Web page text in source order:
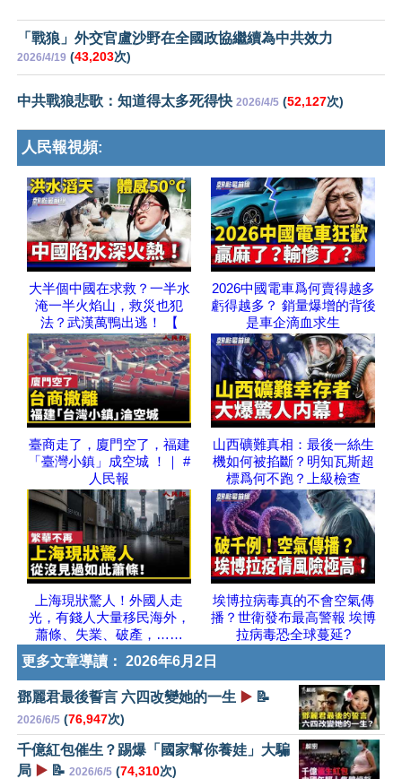
「戰狼」外交官盧沙野在全國政協繼續為中共效力
2026/4/19 (43,203次)
中共戰狼悲歌：知道得太多死得快 2026/4/5 (52,127次)
人民報視頻:
大半個中國在求救？一半水
淹一半火焰山，救災也犯
法？武漢萬鴨出逃！ 【
2026中國電車爲何賣得越多
虧得越多？ 銷量爆增的背後
是車企滴血求生
臺商走了，廈門空了，福建
「臺灣小鎮」成空城 ！｜ #
人民報
山西礦難真相：最後一絲生
機如何被掐斷？明知瓦斯超
標爲何不跑？上級檢查
上海現狀驚人！外國人走
光，有錢人大量移民海外，
蕭條、失業、破產，……
埃博拉病毒真的不會空氣傳
播？世衛發布最高警報 埃博
拉病毒恐全球蔓延?
更多文章導讀： 2026年6月2日
鄧麗君最後誓言 六四改變她的一生 ▶️ 📝
2026/6/5 (76,947次)
千億紅包催生？踢爆「國家幫你養娃」大騙
局 ▶️ 📝 2026/6/5 (74,310次)